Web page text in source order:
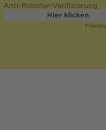
Anti-Roboter-Verifizierung
Hier klicken
Friendly